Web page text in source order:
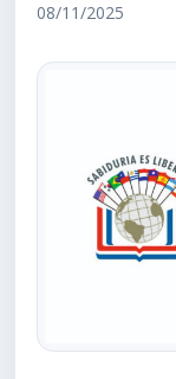
08/11/2025